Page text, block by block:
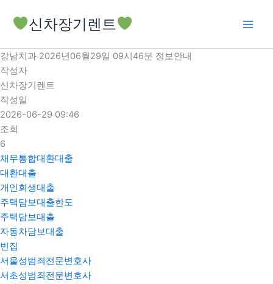
로
건
너
뛰
기
신차장기렌트
강남치과 2026년06월29일 09시46분 정보안내
작성자
신차장기렌트
작성일
2026-06-29 09:46
조회
6
채무통합대환대출
대환대출
개인회생대출
주택담보대출한도
주택담보대출
자동차담보대출
빈집
서울성범죄전문변호사
서초성범죄전문변호사